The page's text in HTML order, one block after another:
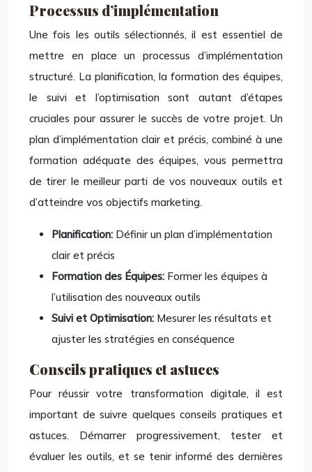
Processus d’implémentation
Une fois les outils sélectionnés, il est essentiel de
mettre en place un processus d’implémentation
structuré. La planification, la formation des équipes,
le suivi et l’optimisation sont autant d’étapes
cruciales pour assurer le succès de votre projet. Un
plan d’implémentation clair et précis, combiné à une
formation adéquate des équipes, vous permettra
de tirer le meilleur parti de vos nouveaux outils et
d’atteindre vos objectifs marketing.
Planification: Définir un plan d’implémentation
clair et précis
Formation des Équipes: Former les équipes à
l’utilisation des nouveaux outils
Suivi et Optimisation: Mesurer les résultats et
ajuster les stratégies en conséquence
Conseils pratiques et astuces
Pour réussir votre transformation digitale, il est
important de suivre quelques conseils pratiques et
astuces. Démarrer progressivement, tester et
évaluer les outils, et se tenir informé des dernières